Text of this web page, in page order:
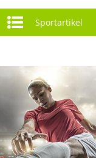
Sportartikel